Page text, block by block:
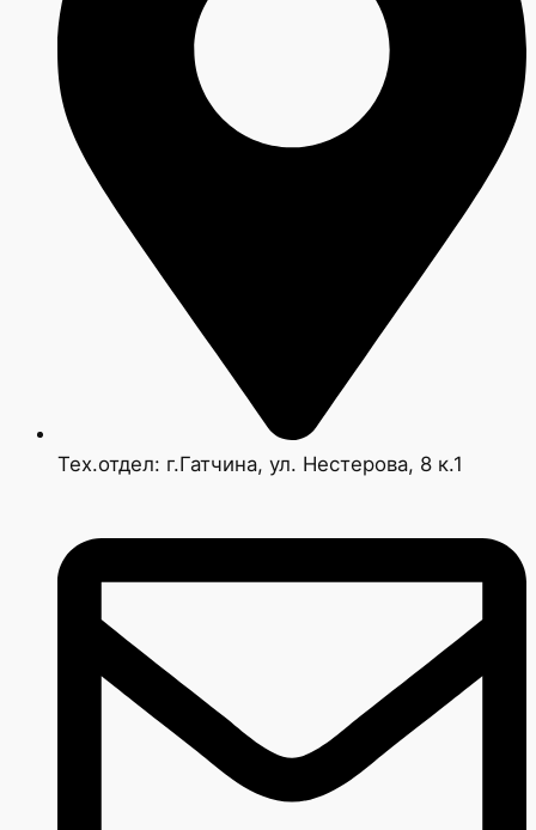
Тех.отдел: г.Гатчина, ул. Нестерова, 8 к.1